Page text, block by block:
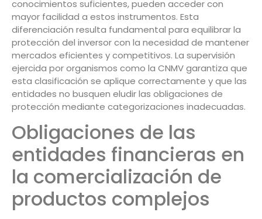
conocimientos suficientes, pueden acceder con
mayor facilidad a estos instrumentos. Esta
diferenciación resulta fundamental para equilibrar la
protección del inversor con la necesidad de mantener
mercados eficientes y competitivos. La supervisión
ejercida por organismos como la CNMV garantiza que
esta clasificación se aplique correctamente y que las
entidades no busquen eludir las obligaciones de
protección mediante categorizaciones inadecuadas.
Obligaciones de las
entidades financieras en
la comercialización de
productos complejos